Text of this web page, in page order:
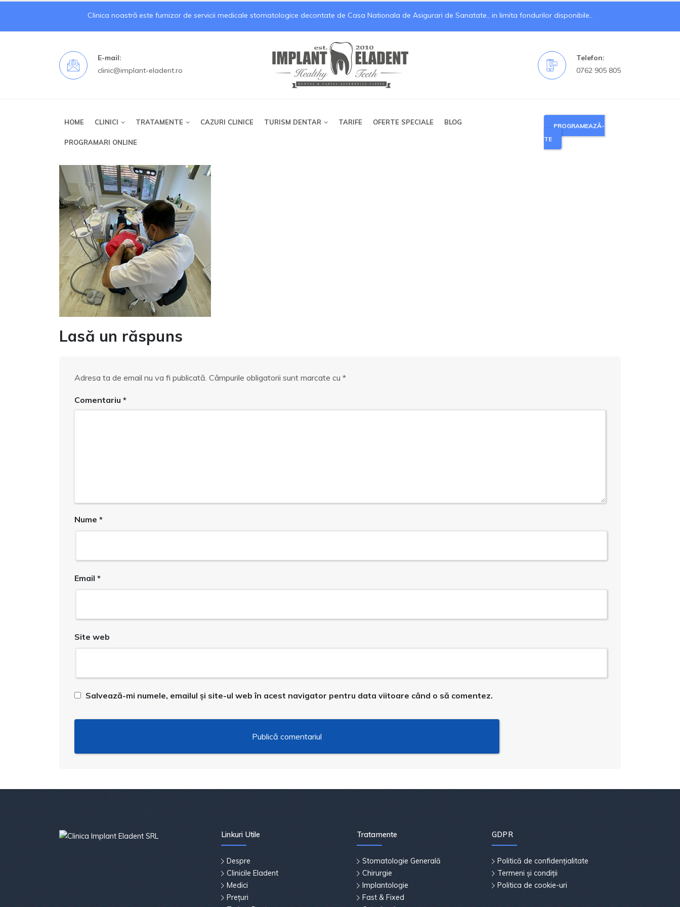
Clinica noastră este furnizor de servicii medicale stomatologice decontate de Casa Nationala de Asigurari de Sanatate., in limita fondurilor disponibile..
E-mail:
clinic@implant-eladent.ro
Telefon:
0762 905 805
HOME CLINICI TRATAMENTE CAZURI CLINICE TURISM DENTAR TARIFE OFERTE SPECIALE BLOG
PROGRAMARI ONLINE
PROGRAMEAZĂ-
TE
Lasă un răspuns
Adresa ta de email nu va fi publicată. Câmpurile obligatorii sunt marcate cu *
Comentariu *
Nume *
Email *
Site web
Salvează-mi numele, emailul și site-ul web în acest navigator pentru data viitoare când o să comentez.
Linkuri Utile
Despre
Clinicile Eladent
Medici
Prețuri
Tratamente
Stomatologie Generală
Chirurgie
Implantologie
Fast & Fixed
GDPR
Politică de confidențialitate
Termeni și condiții
Politica de cookie-uri